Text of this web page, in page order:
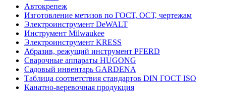
Автокрепеж
Изготовление метизов по ГОСТ, ОСТ, чертежам
Электроинструмент DeWALT
Инструмент Milwaukee
Электроинструмент KRESS
Абразив, режущий инструмент PFERD
Сварочные аппараты HUGONG
Садовый инвентарь GARDENA
Таблица соответствия стандартов DIN ГОСТ ISO
Канатно-веревочная продукция